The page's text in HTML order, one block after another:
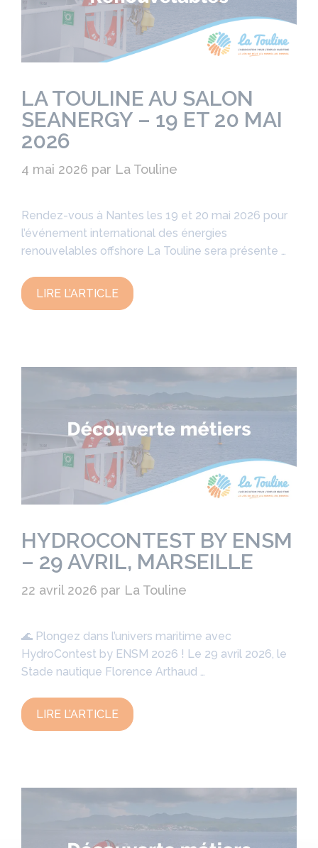
LA TOULINE AU SALON
SEANERGY – 19 ET 20 MAI
2026
4 mai 2026 par La Touline
Rendez-vous à Nantes les 19 et 20 mai 2026 pour
l’événement international des énergies
renouvelables offshore La Touline sera présente …
LIRE L’ARTICLE
HYDROCONTEST BY ENSM
– 29 AVRIL, MARSEILLE
22 avril 2026 par La Touline
🌊 Plongez dans l’univers maritime avec
HydroContest by ENSM 2026 ! Le 29 avril 2026, le
Stade nautique Florence Arthaud …
LIRE L’ARTICLE